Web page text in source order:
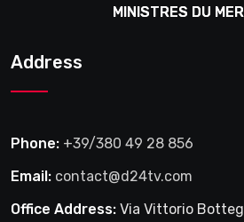
MINISTRES DU
Address
Phone: +39/380 49 28 856
Email: contact@d24tv.com
Office Address: Via Vittorio